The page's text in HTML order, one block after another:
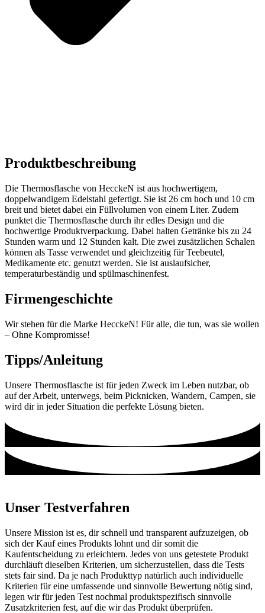
Produktbeschreibung
Die Thermosflasche von HecckeN ist aus hochwertigem,
doppelwandigem Edelstahl gefertigt. Sie ist 26 cm hoch und 10 cm
breit und bietet dabei ein Füllvolumen von einem Liter. Zudem
punktet die Thermosflasche durch ihr edles Design und die
hochwertige Produktverpackung. Dabei halten Getränke bis zu 24
Stunden warm und 12 Stunden kalt. Die zwei zusätzlichen Schalen
können als Tasse verwendet und gleichzeitig für Teebeutel,
Medikamente etc. genutzt werden. Sie ist auslaufsicher,
temperaturbeständig und spülmaschinenfest.
Firmengeschichte
Wir stehen für die Marke HecckeN! Für alle, die tun, was sie wollen
– Ohne Kompromisse!
Tipps/Anleitung
Unsere Thermosflasche ist für jeden Zweck im Leben nutzbar, ob
auf der Arbeit, unterwegs, beim Picknicken, Wandern, Campen, sie
wird dir in jeder Situation die perfekte Lösung bieten.
Unser Testverfahren
Unsere Mission ist es, dir schnell und transparent aufzuzeigen, ob
sich der Kauf eines Produkts lohnt und dir somit die
Kaufentscheidung zu erleichtern. Jedes von uns getestete Produkt
durchläuft dieselben Kriterien, um sicherzustellen, dass die Tests
stets fair sind. Da je nach Produkttyp natürlich auch individuelle
Kriterien für eine umfassende und sinnvolle Bewertung nötig sind,
legen wir für jeden Test nochmal produktspezifisch sinnvolle
Zusatzkriterien fest, auf die wir das Produkt überprüfen.